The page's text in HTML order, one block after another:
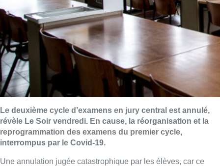
Le deuxième cycle d’examens en jury central est annulé,
révèle Le Soir vendredi. En cause, la réorganisation et la
reprogrammation des examens du premier cycle,
interrompus par le Covid-19.
Une annulation jugée catastrophique par les élèves, car ce